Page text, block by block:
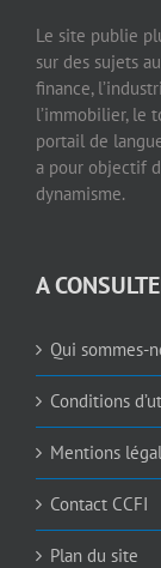
Le site publie
sur des sujets
finance,
l’immobilier, le
portail de
a pour objectif
dynamisme.
A
Qui sommes-
Conditions
Mentions
Contact CCFI
Plan du site